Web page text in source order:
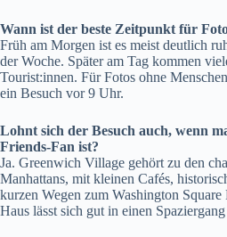
Wann ist der beste Zeitpunkt für
Früh am Morgen ist es meist deutlich
der Woche. Später am Tag kommen
Tourist:innen. Für Fotos ohne
ein Besuch vor 9 Uhr.
Lohnt sich der Besuch auch, wenn
Friends-Fan ist?
Ja. Greenwich Village gehört zu den
Manhattans, mit kleinen Cafés,
kurzen Wegen zum Washington Square
Haus lässt sich gut in einen